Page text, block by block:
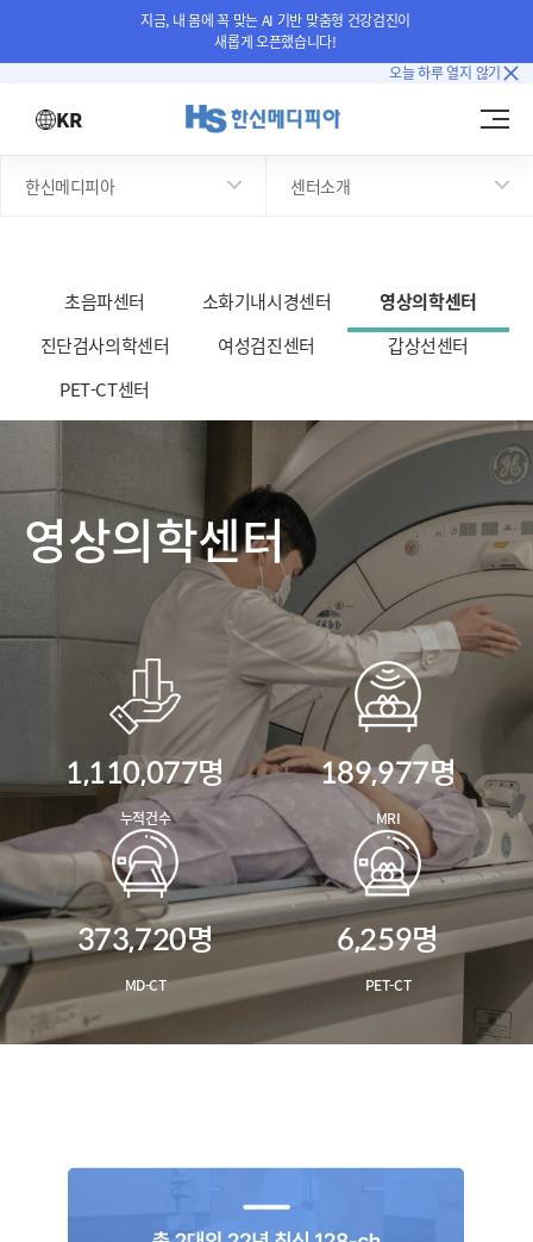
지금, 내 몸에 꼭 맞는 AI 기반 맞춤형 건강검진이
새롭게 오픈했습니다!
오늘 하루 열지 않기
KR
한신메디피아 센터소개
초음파센터 소화기내시경센터
영상의학센터
진단검사의학센터
여성검진센터
갑상선센터
PET-CT센터
영상의학센터
1,110,077명
누적건수
189,977명
MRI
373,720명
MD-CT
6,259명
PET-CT